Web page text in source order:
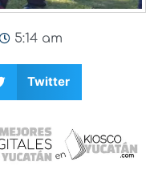
5:14 am
Twitter